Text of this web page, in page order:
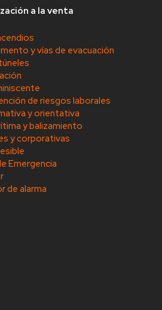
a la venta
y vías de evacuación
de riesgos laborales
y orientativa
y balizamiento
y corporativas
Emergencia
de alarma